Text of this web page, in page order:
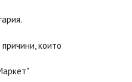
които